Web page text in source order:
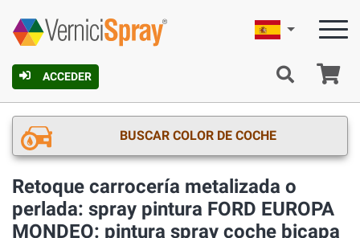
ACCEDER
Español
BUSCAR COLOR DE COCHE
Retoque carrocería metalizada o
perlada: spray pintura FORD EUROPA
MONDEO: pintura spray coche bicapa